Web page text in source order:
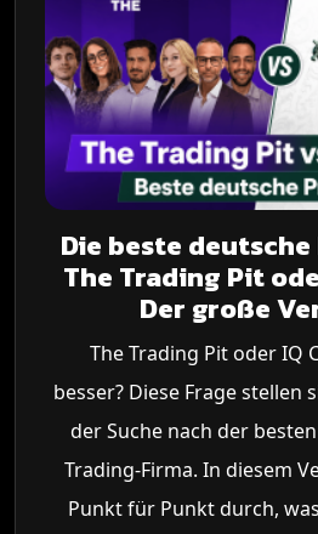
Die beste
The Trading Pit
Der große
The Trading Pit oder IQ
besser? Diese Frage stellen
der Suche nach der
Trading-Firma. In diesem
Punkt für Punkt durch,